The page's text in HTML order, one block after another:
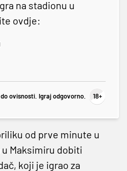
na stadionu u
ovdje:
ovisnosti. Igraj odgovorno.
od prve minute u
Maksimiru dobiti
koji je igrao za